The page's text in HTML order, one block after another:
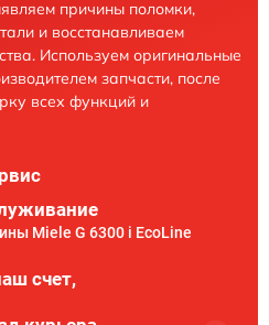
причины поломки,
и восстанавливаем
Используем оригинальные
запчасти, после
всех функций и
Miele G 6300 i EcoLine
счет,